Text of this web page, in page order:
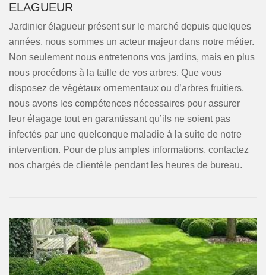
ELAGUEUR
Jardinier élagueur présent sur le marché depuis quelques
années, nous sommes un acteur majeur dans notre métier.
Non seulement nous entretenons vos jardins, mais en plus
nous procédons à la taille de vos arbres. Que vous
disposez de végétaux ornementaux ou d’arbres fruitiers,
nous avons les compétences nécessaires pour assurer
leur élagage tout en garantissant qu’ils ne soient pas
infectés par une quelconque maladie à la suite de notre
intervention. Pour de plus amples informations, contactez
nos chargés de clientèle pendant les heures de bureau.